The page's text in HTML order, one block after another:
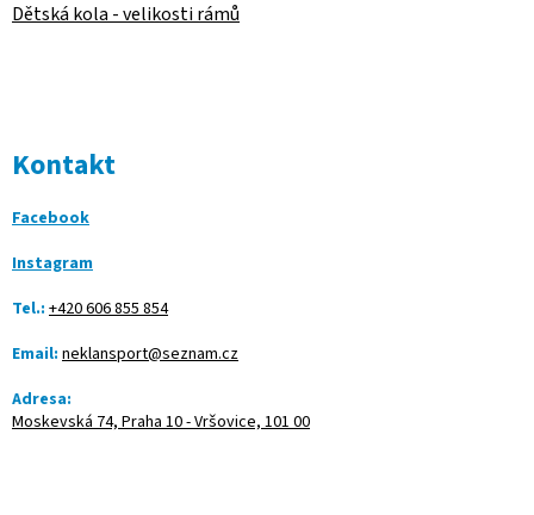
Dětská kola - velikosti rámů
Kontakt
Facebook
Instagram
Tel.: +420 606 855 854
Email: neklansport@seznam.cz
Adresa:
Moskevská 74, Praha 10 - Vršovice, 101 00